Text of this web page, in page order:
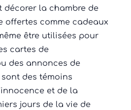
décorer la chambre de
offertes comme cadeaux
être utilisées pour
cartes de
des annonces de
des témoins
et de la
jours de la vie de